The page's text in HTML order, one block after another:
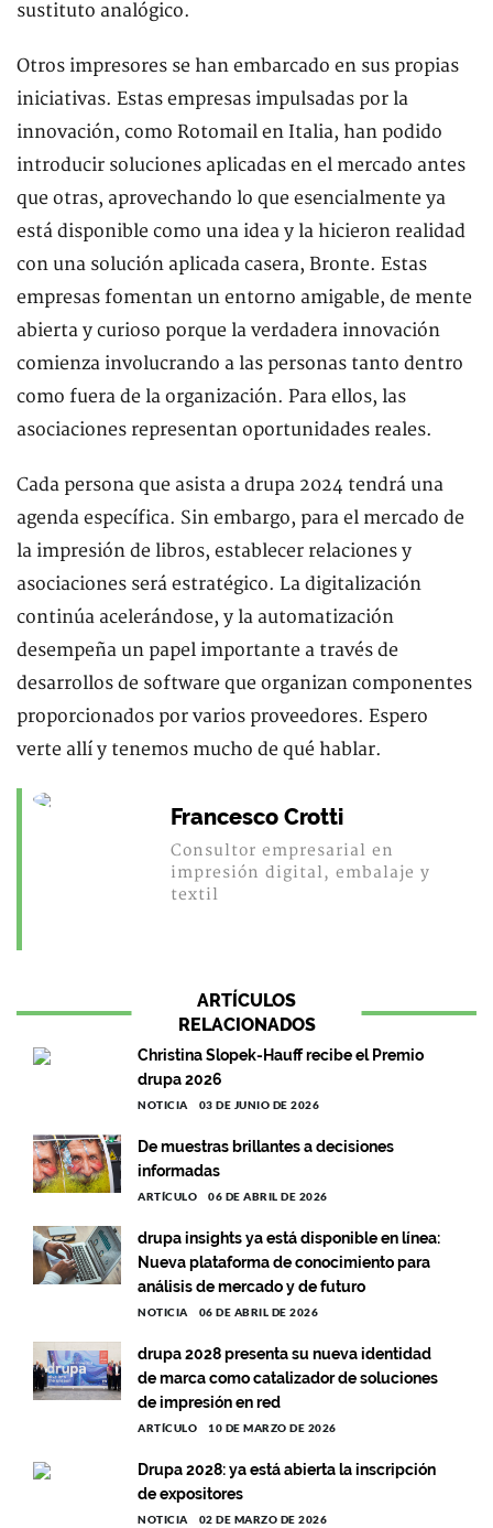
sustituto analógico.
Otros impresores se han embarcado en sus propias
iniciativas. Estas empresas impulsadas por la
innovación, como Rotomail en Italia, han podido
introducir soluciones aplicadas en el mercado antes
que otras, aprovechando lo que esencialmente ya
está disponible como una idea y la hicieron realidad
con una solución aplicada casera, Bronte. Estas
empresas fomentan un entorno amigable, de mente
abierta y curioso porque la verdadera innovación
comienza involucrando a las personas tanto dentro
como fuera de la organización. Para ellos, las
asociaciones representan oportunidades reales.
Cada persona que asista a drupa 2024 tendrá una
agenda específica. Sin embargo, para el mercado de
la impresión de libros, establecer relaciones y
asociaciones será estratégico. La digitalización
continúa acelerándose, y la automatización
desempeña un papel importante a través de
desarrollos de software que organizan componentes
proporcionados por varios proveedores. Espero
verte allí y tenemos mucho de qué hablar.
Francesco Crotti
Consultor empresarial en
impresión digital, embalaje y
textil
ARTÍCULOS
RELACIONADOS
Christina Slopek-Hauff recibe el Premio
drupa 2026
NOTICIA 03 DE JUNIO DE 2026
De muestras brillantes a decisiones
informadas
ARTÍCULO 06 DE ABRIL DE 2026
drupa insights ya está disponible en línea:
Nueva plataforma de conocimiento para
análisis de mercado y de futuro
NOTICIA 06 DE ABRIL DE 2026
drupa 2028 presenta su nueva identidad
de marca como catalizador de soluciones
de impresión en red
ARTÍCULO 10 DE MARZO DE 2026
Drupa 2028: ya está abierta la inscripción
de expositores
NOTICIA 02 DE MARZO DE 2026